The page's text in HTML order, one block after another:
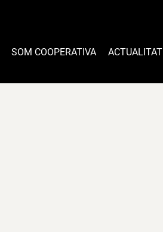
SOM COOPERATIVA ACTUALITAT